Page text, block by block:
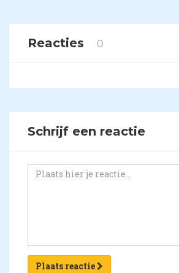
Reacties 0
Schrijf een reactie
Plaats reactie